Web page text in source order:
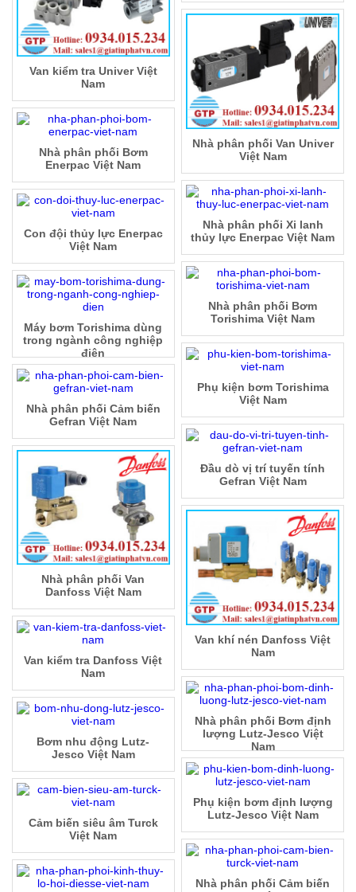
Van kiểm tra Univer Việt
Nam
Nhà phân phối Van Univer
Việt Nam
Nhà phân phối Bơm
Enerpac Việt Nam
Nhà phân phối Xi lanh
thủy lực Enerpac Việt Nam
Con đội thủy lực Enerpac
Việt Nam
Nhà phân phối Bơm
Torishima Việt Nam
Máy bơm Torishima dùng
trong ngành công nghiệp
điện
Phụ kiện bơm Torishima
Việt Nam
Nhà phân phối Cảm biến
Gefran Việt Nam
Đầu dò vị trí tuyến tính
Gefran Việt Nam
Nhà phân phối Van
Danfoss Việt Nam
Van khí nén Danfoss Việt
Nam
Van kiểm tra Danfoss Việt
Nam
Nhà phân phối Bơm định
lượng Lutz-Jesco Việt
Nam
Bơm nhu động Lutz-
Jesco Việt Nam
Phụ kiện bơm định lượng
Lutz-Jesco Việt Nam
Cảm biến siêu âm Turck
Việt Nam
Nhà phân phối Cảm biến